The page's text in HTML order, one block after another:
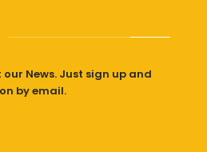
News. Just sign up and
by email.